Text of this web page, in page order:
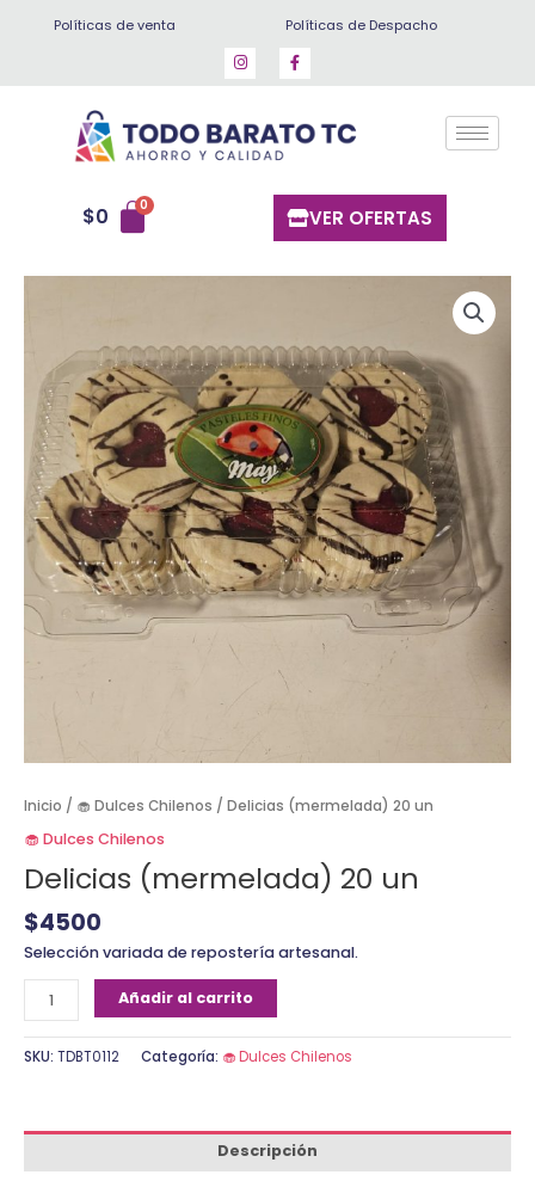
Políticas de venta Políticas de Despacho
$0 VER OFERTAS
Inicio / 🧁 Dulces Chilenos / Delicias (mermelada) 20 un
🧁 Dulces Chilenos
Delicias (mermelada) 20 un
$4500
Selección variada de repostería artesanal.
cantidad
Añadir al carrito
SKU: TDBT0112 Categoría: 🧁 Dulces Chilenos
Descripción